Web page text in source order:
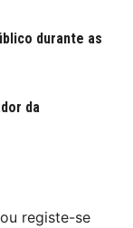
durante as
da
ou registe-se